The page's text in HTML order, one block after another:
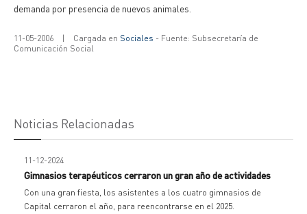
demanda por presencia de nuevos animales.
11-05-2006 | Cargada en Sociales - Fuente: Subsecretaría de
Comunicación Social
Noticias Relacionadas
11-12-2024
Gimnasios terapéuticos cerraron un gran año de actividades
Con una gran fiesta, los asistentes a los cuatro gimnasios de
Capital cerraron el año, para reencontrarse en el 2025.